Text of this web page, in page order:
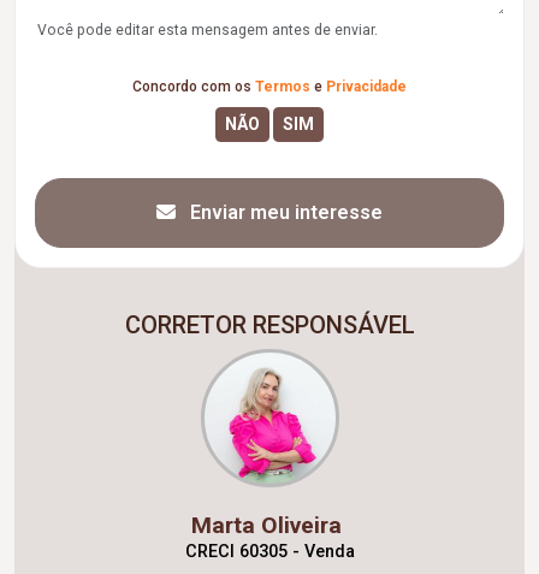
Você pode editar esta mensagem antes de enviar.
Concordo com os Termos e Privacidade
Enviar meu interesse
CORRETOR RESPONSÁVEL
Marta Oliveira
CRECI 60305 - Venda